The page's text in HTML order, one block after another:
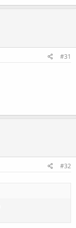
#31
#32